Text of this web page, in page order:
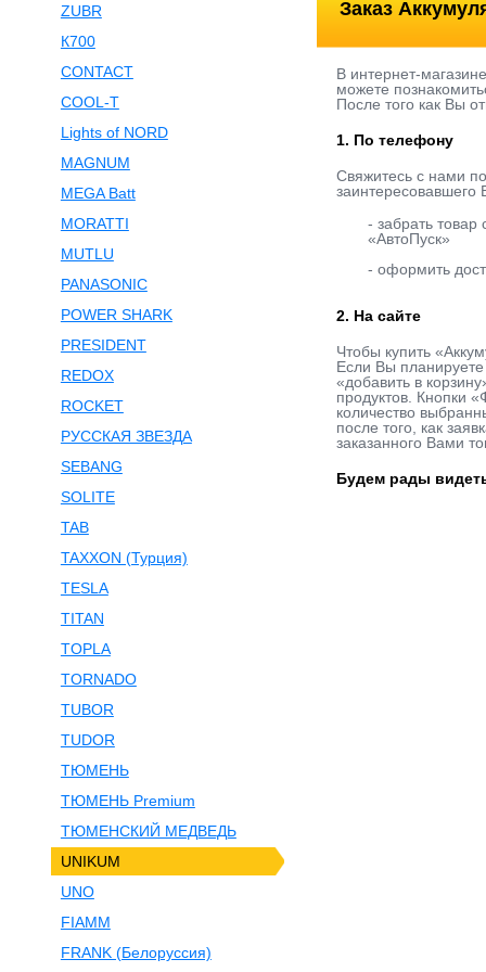
ZUBR
К700
CONTACT
COOL-T
Lights of NORD
MAGNUM
MEGA Batt
MORATTI
MUTLU
PANASONIC
POWER SHARK
PRESIDENT
REDOX
ROCKET
РУССКАЯ ЗВЕЗДА
SEBANG
SOLITE
TAB
TAXXON (Турция)
TESLA
TITAN
TOPLA
TORNADO
TUBOR
TUDOR
ТЮМЕНЬ
ТЮМЕНЬ Premium
ТЮМЕНСКИЙ МЕДВЕДЬ
UNIKUM
UNO
FIAMM
FRANK (Белоруссия)
Заказ
В интернет-
можете
После того как Вы
1. По телефону
Свяжитесь с нами
заинтересовавшего
- забрать
«АвтоПуск»
- оформить
2. На сайте
Чтобы купить
Если Вы
«добавить в
продуктов. Кнопки
количество
после того, как
заказанного Вами
Будем рады